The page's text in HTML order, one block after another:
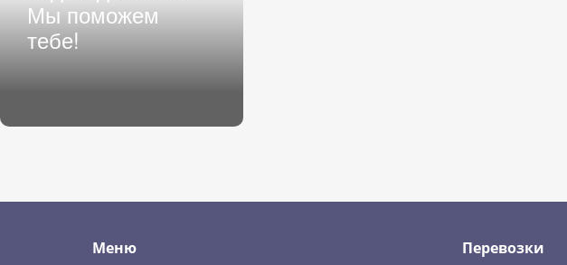
Мы поможем
тебе!
Меню Перевозки